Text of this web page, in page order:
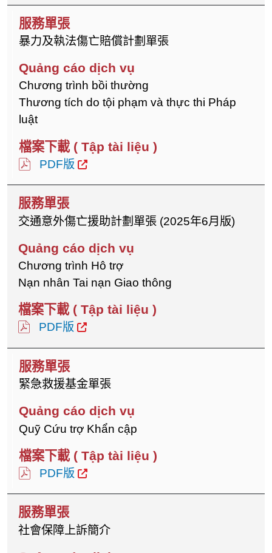
暴力及執法傷亡賠償計劃單張
Chương trình bồi thường
Thương tích do tội phạm và thực thi Pháp
luật
PDF版
交通意外傷亡援助計劃單張 (2025年6月版)
Chương trình Hô trợ
Nạn nhân Tai nạn Giao thông
PDF版
緊急救援基金單張
Quỹ Cứu trợ Khẩn cập
PDF版
社會保障上訴簡介